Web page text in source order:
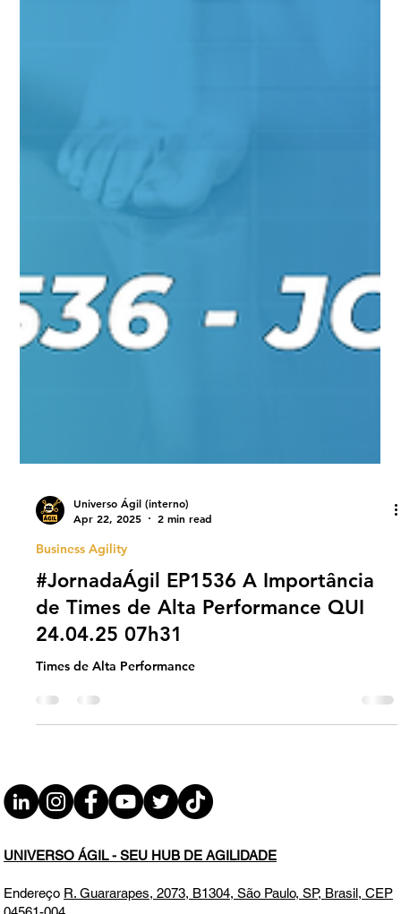
Apr 22, 2025
2 min read
Business Agility
#JornadaÁgil EP1536 A Importância
de Times de Alta Performance QUI
Times de Alta Performance